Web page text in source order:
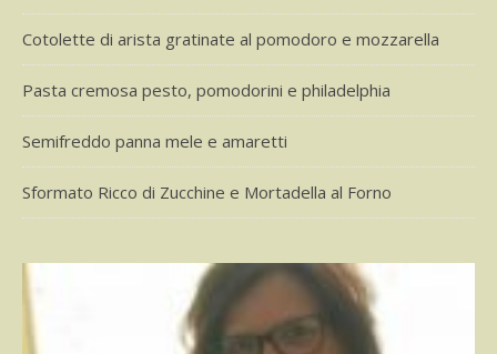
Cotolette di arista gratinate al pomodoro e mozzarella
Pasta cremosa pesto, pomodorini e philadelphia
Semifreddo panna mele e amaretti
Sformato Ricco di Zucchine e Mortadella al Forno